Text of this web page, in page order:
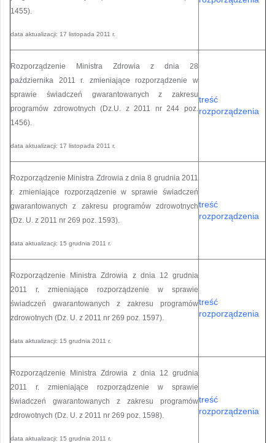
1455).
data aktualizacji: 17 listopada 2011 r.
Rozporządzenie Ministra Zdrowia z dnia 28
października 2011 r. zmieniające rozporządzenie w
sprawie świadczeń gwarantowanych z zakresu
programów zdrowotnych (Dz.U. z 2011 nr 244 poz.
1456).
data aktualizacji: 17 listopada 2011 r.
treść
rozporządzenia
Rozporządzenie Ministra Zdrowia z dnia 8 grudnia 2011
r. zmieniające rozporządzenie w sprawie świadczeń
gwarantowanych z zakresu programów zdrowotnych
(Dz. U. z 2011 nr 269 poz. 1593).
data aktualizacji: 15 grudnia 2011 r.
treść
rozporządzenia
Rozporządzenie Ministra Zdrowia z dnia 12 grudnia
2011 r. zmieniające rozporządzenie w sprawie
świadczeń gwarantowanych z zakresu programów
zdrowotnych (Dz. U. z 2011 nr 269 poz. 1597).
data aktualizacji: 15 grudnia 2011 r.
treść
rozporządzenia
Rozporządzenie Ministra Zdrowia z dnia 12 grudnia
2011 r. zmieniające rozporządzenie w sprawie
świadczeń gwarantowanych z zakresu programów
zdrowotnych (Dz. U. z 2011 nr 269 poz. 1598).
data aktualizacji: 15 grudnia 2011 r.
treść
rozporządzenia